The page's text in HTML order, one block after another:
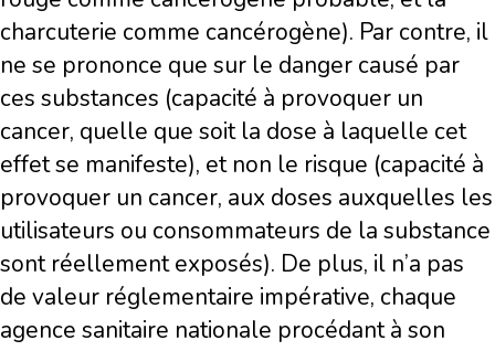
charcuterie comme cancérogène). Par contre, il
ne se prononce que sur le danger causé par
ces substances (capacité à provoquer un
cancer, quelle que soit la dose à laquelle cet
effet se manifeste), et non le risque (capacité à
provoquer un cancer, aux doses auxquelles les
utilisateurs ou consommateurs de la substance
sont réellement exposés). De plus, il n’a pas
de valeur réglementaire impérative, chaque
agence sanitaire nationale procédant à son